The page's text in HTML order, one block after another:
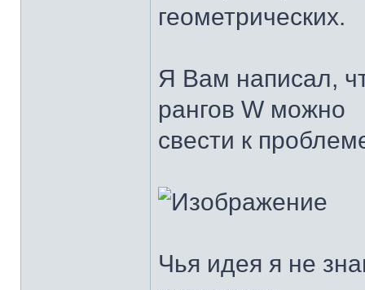
геометрических.
Я Вам написал,
рангов W можно
свести к
Чья идея я не